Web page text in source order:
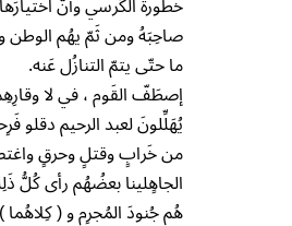
صاحِبَهُ ومن ثَمّ يهُم
ما حتّى يتمّ التنازُل عَنه.
إصطَفّ القَوم ، في لا
يُهَلِّلونَ لعبد الرحيم دقلو
من خَرابٍ وقتلٍ وحرقٍ
الجاهٍلينا بعضُهُم رأى كُلُّ
هُم جُنودَ المُجرِم و (